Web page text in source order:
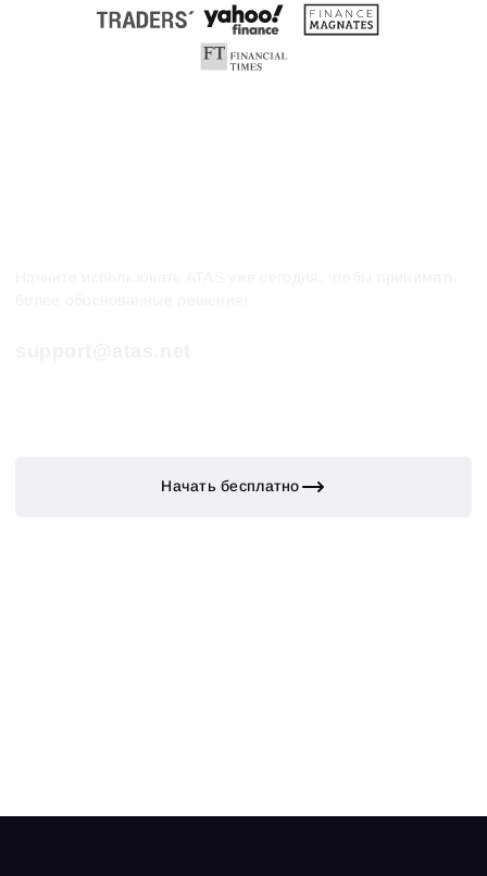
Начать бесплатно